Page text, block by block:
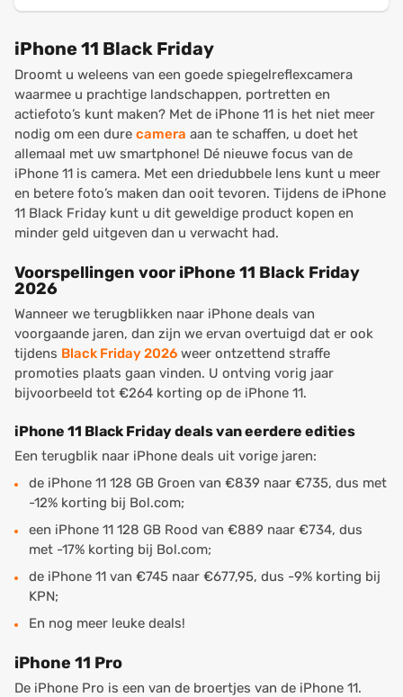
iPhone 11 Black Friday
Droomt u weleens van een goede spiegelreflexcamera
waarmee u prachtige landschappen, portretten en
actiefoto’s kunt maken? Met de iPhone 11 is het niet meer
nodig om een dure camera aan te schaffen, u doet het
allemaal met uw smartphone! Dé nieuwe focus van de
iPhone 11 is camera. Met een driedubbele lens kunt u meer
en betere foto’s maken dan ooit tevoren. Tijdens de iPhone
11 Black Friday kunt u dit geweldige product kopen en
minder geld uitgeven dan u verwacht had.
Voorspellingen voor iPhone 11 Black Friday
2026
Wanneer we terugblikken naar iPhone deals van
voorgaande jaren, dan zijn we ervan overtuigd dat er ook
tijdens Black Friday 2026 weer ontzettend straffe
promoties plaats gaan vinden. U ontving vorig jaar
bijvoorbeeld tot €264 korting op de iPhone 11.
iPhone 11 Black Friday deals van eerdere edities
Een terugblik naar iPhone deals uit vorige jaren:
de iPhone 11 128 GB Groen van €839 naar €735, dus met
-12% korting bij Bol.com;
een iPhone 11 128 GB Rood van €889 naar €734, dus
met -17% korting bij Bol.com;
de iPhone 11 van €745 naar €677,95, dus -9% korting bij
KPN;
En nog meer leuke deals!
iPhone 11 Pro
De iPhone Pro is een van de broertjes van de iPhone 11.